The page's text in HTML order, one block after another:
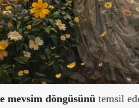
mevsim döngüsünü temsil